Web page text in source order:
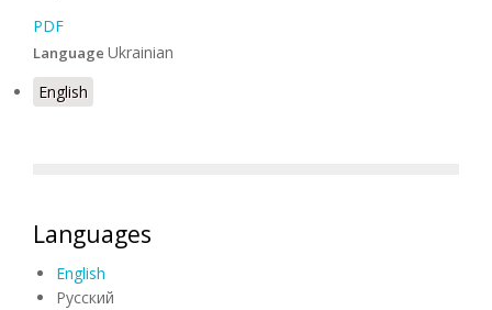
PDF
Language Ukrainian
English
Languages
English
Русский